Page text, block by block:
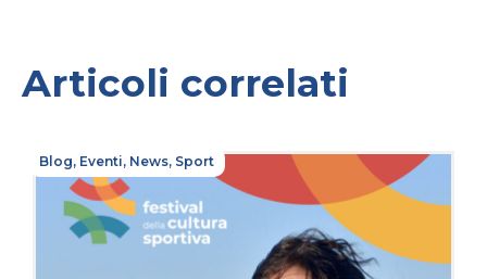
Articoli correlati
Blog, Eventi, News, Sport